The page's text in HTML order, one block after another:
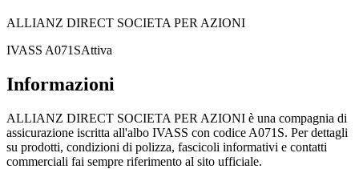
ALLIANZ DIRECT SOCIETA PER AZIONI
IVASS A071SAttiva
Informazioni
ALLIANZ DIRECT SOCIETA PER AZIONI è una compagnia di
assicurazione iscritta all'albo IVASS con codice A071S. Per dettagli
su prodotti, condizioni di polizza, fascicoli informativi e contatti
commerciali fai sempre riferimento al sito ufficiale.